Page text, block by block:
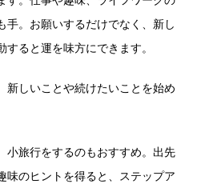
手。お願いするだけでなく、新し
ると運を味方にできます。
新しいことや続けたいことを始め
小旅行をするのもおすすめ。出先
味のヒントを得ると、ステップア